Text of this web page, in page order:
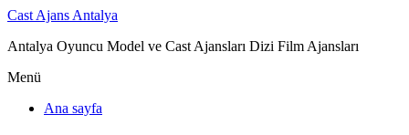
Cast Ajans Antalya
Antalya Oyuncu Model ve Cast Ajansları Dizi Film Ajansları
Menü
Ana sayfa